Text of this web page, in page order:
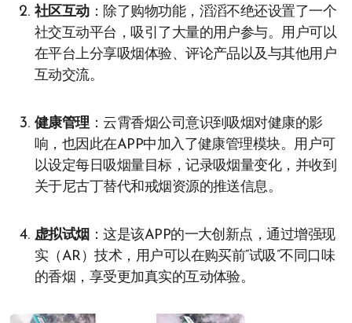
社区互动：除了购物功能，滔滔不绝还设置了一个
社交互动平台，吸引了大量的用户参与。用户可以
在平台上分享吸烟体验、评论产品以及与其他用户
互动交流。
健康管理：云霄香烟公司意识到吸烟对健康的影
响，也因此在APP中加入了健康管理模块。用户可
以设定每日吸烟量目标，记录吸烟量变化，并收到
关于尼古丁替代和戒烟资源的推送信息。
虚拟试烟 ：这是该APP的一大创新点，通过增强现
实（AR）技术，用户可以在购买前“试吸”不同口味
的香烟，享受更加真实的互动体验。